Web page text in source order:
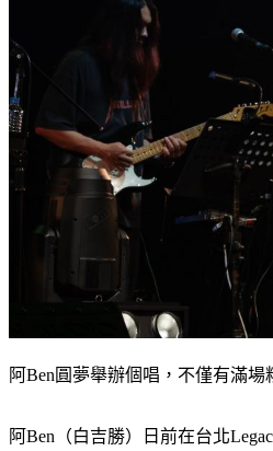
阿Ben圓夢舉辦個唱，不僅有滿
阿Ben（白吉勝）日前在台北